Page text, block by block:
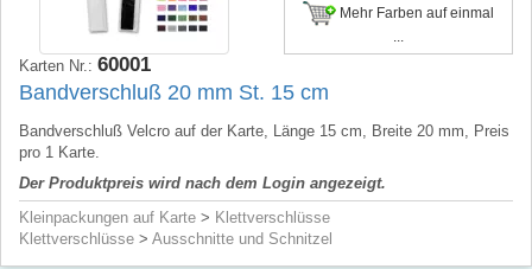
Mehr Farben auf einmal
Karten Nr.: 60001
Bandverschluß 20 mm St. 15 cm
Bandverschluß Velcro auf der Karte, Länge 15 cm, Breite 20 mm, Preis
pro 1 Karte.
Der Produktpreis wird nach dem Login angezeigt.
Kleinpackungen auf Karte > Klettverschlüsse
Klettverschlüsse > Ausschnitte und Schnitzel